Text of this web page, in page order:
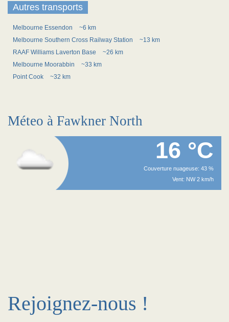
Autres transports
Melbourne Essendon
~6 km
Melbourne Southern Cross Railway Station
~13 km
RAAF Williams Laverton Base
~26 km
Melbourne Moorabbin
~33 km
Point Cook
~32 km
Méteo à Fawkner North
16 °C
Couverture nuageuse: 43 %
Vent: NW 2 km/h
Rejoignez-nous !